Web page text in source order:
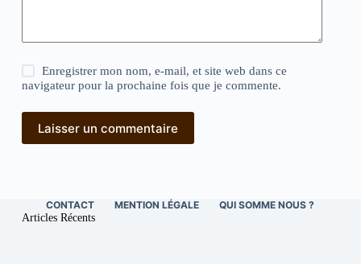
Enregistrer mon nom, e-mail, et site web dans ce
navigateur pour la prochaine fois que je commente.
Laisser un commentaire
CONTACT MENTION LÉGALE QUI SOMME NOUS ?
Articles Récents